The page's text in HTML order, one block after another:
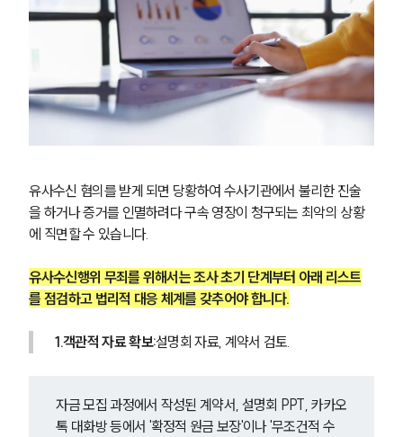
유사수신 혐의를 받게 되면 당황하여 수사기관에서 불리한 진술
을 하거나 증거를 인멸하려다 구속 영장이 청구되는 최악의 상황
에 직면할 수 있습니다.
유사수신행위 무죄를 위해서는 조사 초기 단계부터 아래 리스트
를 점검하고 법리적 대응 체계를 갖추어야 합니다.
1.객관적 자료 확보:설명회 자료, 계약서 검토.
자금 모집 과정에서 작성된 계약서, 설명회 PPT, 카카오
톡 대화방 등에서 '확정적 원금 보장'이나 '무조건적 수